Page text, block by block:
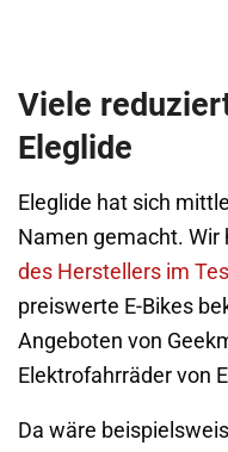
Viele
Eleglide
Eleglide hat sich
Namen gemacht. Wir
des Herstellers im
preiswerte E-Bikes
Angeboten von
Elektrofahrräder von
Da wäre